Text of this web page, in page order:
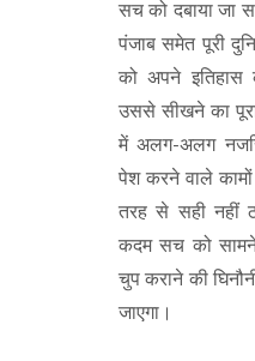
सच को दबाया जा
पंजाब समेत पूरी
को अपने
उससे सीखने का
में अलग-अलग
पेश करने वाले कामों
तरह से सही नहीं
कदम सच को
चुप कराने की
जाएगा।